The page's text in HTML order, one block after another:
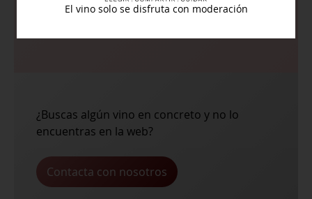
¿Buscas algún vino en concreto y no lo
encuentras en la web?
Contacta con nosotros
El vino solo se disfruta con moderación